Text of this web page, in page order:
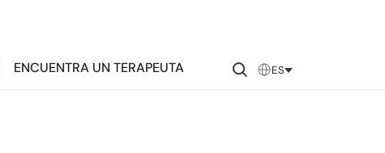
ENCUENTRA UN TERAPEUTA ES